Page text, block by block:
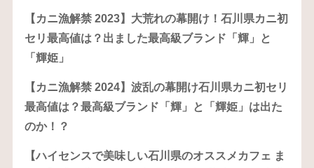
【カニ漁解禁 2023】大荒れの幕開け！石川県カニ初
セリ最高値は？出ました最高級ブランド「輝」と
「輝姫」
【カニ漁解禁 2024】波乱の幕開け石川県カニ初セリ
最高値は？最高級ブランド「輝」と「輝姫」は出た
のか！？
【ハイセンスで美味しい石川県のオススメカフェ ま